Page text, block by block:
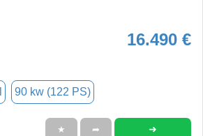
16.490 €
90 kw (122 PS)
★ ➦ ➜